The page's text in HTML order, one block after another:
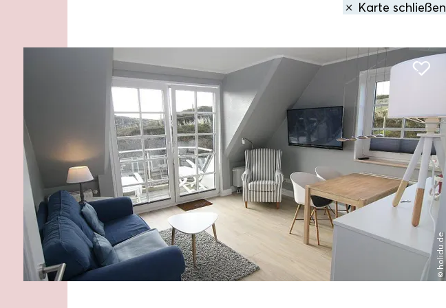
Karte schließen
Mit viel Liebe zum Detail eingerichtete 3-Zimmer-Ferienwohnung ...
Hörnum auf Sylt Entfernung anzeigen
© holidu.de